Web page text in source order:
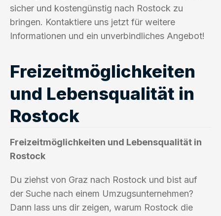
sicher und kostengünstig nach Rostock zu
bringen. Kontaktiere uns jetzt für weitere
Informationen und ein unverbindliches Angebot!
Freizeitmöglichkeiten
und Lebensqualität in
Rostock
Freizeitmöglichkeiten und Lebensqualität in
Rostock
Du ziehst von Graz nach Rostock und bist auf
der Suche nach einem Umzugsunternehmen?
Dann lass uns dir zeigen, warum Rostock die